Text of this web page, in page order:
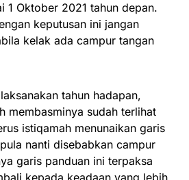
1 Oktober 2021 tahun depan.
keputusan ini jangan
kelak ada campur tangan
tahun hadapan,
membasminya sudah terlihat
istiqamah menunaikan garis
nanti disebabkan campur
garis panduan ini terpaksa